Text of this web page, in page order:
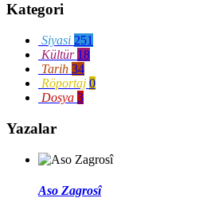
Kategori
Siyasi 251
Kültür 18
Tarih 34
Röportaj 0
Dosya 3
Yazalar
Aso Zagrosî